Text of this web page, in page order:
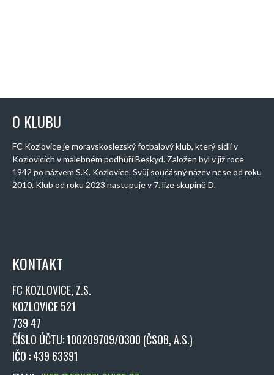
O KLUBU
FC Kozlovice je moravskoslezský fotbalový klub, který sídlí v
Kozlovicích v malebném podhůří Beskyd. Založen byl v již roce
1942 po názvem S.K. Kozlovice. Svůj součásný název nese od roku
2010. Klub od roku 2023 nastupuje v 7. lize skupině D.
KONTAKT
FC KOZLOVICE, Z.S.
KOZLOVICE 521
739 47
ČÍSLO ÚČTU: 100209709/0300 (ČSOB, A.S.)
IČO : 439 63391